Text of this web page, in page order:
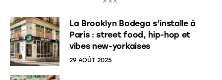
La Brooklyn Bodega s’installe à
Paris : street food, hip-hop et
vibes new-yorkaises
29 AOÛT 2025